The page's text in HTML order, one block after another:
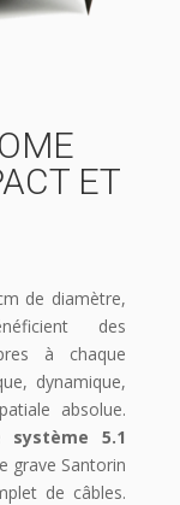
ET
de diamètre,
des
à chaque
dynamique,
absolue.
système 5.1
grave Santorin
de câbles.